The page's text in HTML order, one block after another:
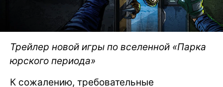
Трейлер новой игры по вселенной «Парка
юрского периода»
К сожалению, требовательные